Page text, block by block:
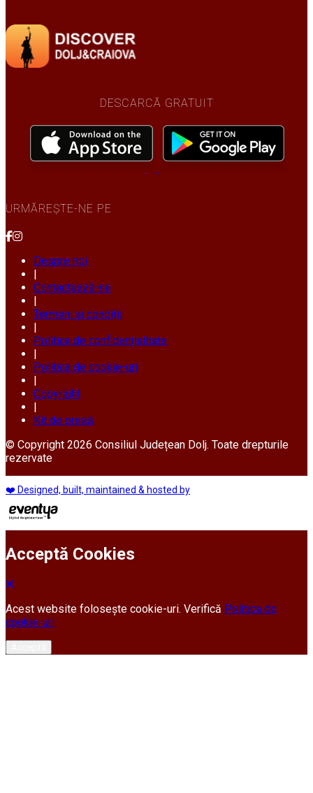
DESCARCĂ GRATUIT
URMĂREȘTE-NE PE
Despre noi
|
Contactează-ne
|
Termeni și condiții
|
Politica de confidențialitate
|
Politica de cookie-uri
|
Copyright
|
Kit de presă
© Copyright 2026 Consiliul Județean Dolj. Toate drepturile
rezervate
❤️ Designed, built, maintained & hosted by
Acceptă Cookies
Acest website folosește cookie-uri. Verifică Politica de
cookie-uri